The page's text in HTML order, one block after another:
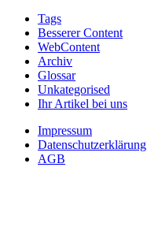
Tags
Besserer Content
WebContent
Archiv
Glossar
Unkategorised
Ihr Artikel bei uns
Impressum
Datenschutzerklärung
AGB